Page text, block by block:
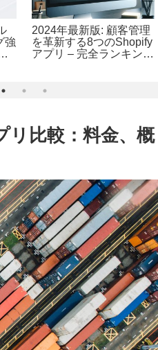
強
2024年最新版: 顧客管理
を革新する8つのShopify
アプリ – 完全ランキング
比較：料金、概